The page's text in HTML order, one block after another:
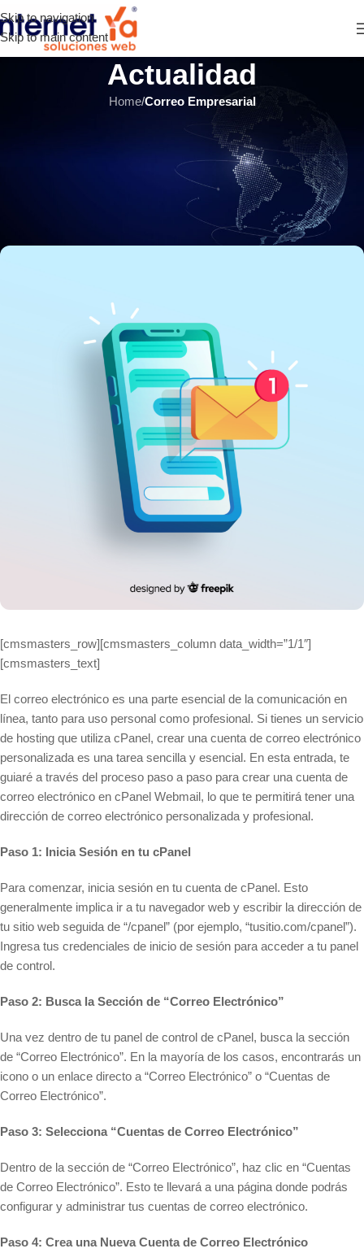
Skip to navigation
Skip to main content
Actualidad
Home/Correo Empresarial
E-COMMERCE ÚLTIMOS ARTÍCULOS
Paso a Paso: Cómo Crear una
Cuenta de Correo Electrónico en
cPanel Webmail
INTERNET YA Soluciones Web el 9 noviembre, 2023
[cmsmasters_row][cmsmasters_column data_width=”1/1″]
[cmsmasters_text]
El correo electrónico es una parte esencial de la comunicación en
línea, tanto para uso personal como profesional. Si tienes un servicio
de hosting que utiliza cPanel, crear una cuenta de correo electrónico
personalizada es una tarea sencilla y esencial. En esta entrada, te
guiaré a través del proceso paso a paso para crear una cuenta de
correo electrónico en cPanel Webmail, lo que te permitirá tener una
dirección de correo electrónico personalizada y profesional.
Paso 1: Inicia Sesión en tu cPanel
Para comenzar, inicia sesión en tu cuenta de cPanel. Esto
generalmente implica ir a tu navegador web y escribir la dirección de
tu sitio web seguida de “/cpanel” (por ejemplo, “tusitio.com/cpanel”).
Ingresa tus credenciales de inicio de sesión para acceder a tu panel
de control.
Paso 2: Busca la Sección de “Correo Electrónico”
Una vez dentro de tu panel de control de cPanel, busca la sección
de “Correo Electrónico”. En la mayoría de los casos, encontrarás un
icono o un enlace directo a “Correo Electrónico” o “Cuentas de
Correo Electrónico”.
Paso 3: Selecciona “Cuentas de Correo Electrónico”
Dentro de la sección de “Correo Electrónico”, haz clic en “Cuentas
de Correo Electrónico”. Esto te llevará a una página donde podrás
configurar y administrar tus cuentas de correo electrónico.
Paso 4: Crea una Nueva Cuenta de Correo Electrónico